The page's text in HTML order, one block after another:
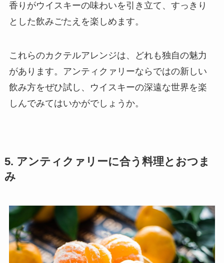
香りがウイスキーの味わいを引き立て、すっきり
とした飲みごたえを楽しめます。
これらのカクテルアレンジは、どれも独自の魅力
があります。アンティクァリーならではの新しい
飲み方をぜひ試し、ウイスキーの深遠な世界を楽
しんでみてはいかがでしょうか。
5. アンティクァリーに合う料理とおつま
み